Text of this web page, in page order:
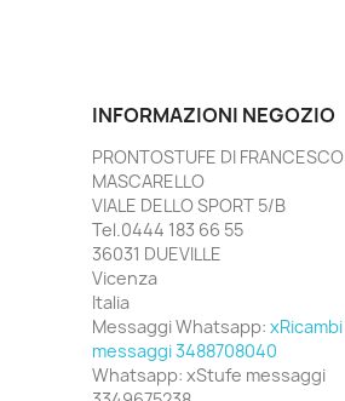
INFORMAZIONI NEGOZIO
PRONTOSTUFE DI FRANCESCO
MASCARELLO
VIALE DELLO SPORT 5/B
Tel.0444 183 66 55
36031 DUEVILLE
Vicenza
Italia
Messaggi Whatsapp: xRicambi
messaggi 3488708040
Whatsapp: xStufe messaggi